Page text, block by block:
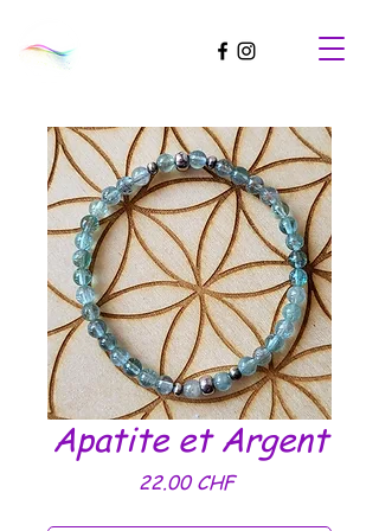
Apatite et Argent
22.00 CHFPrix